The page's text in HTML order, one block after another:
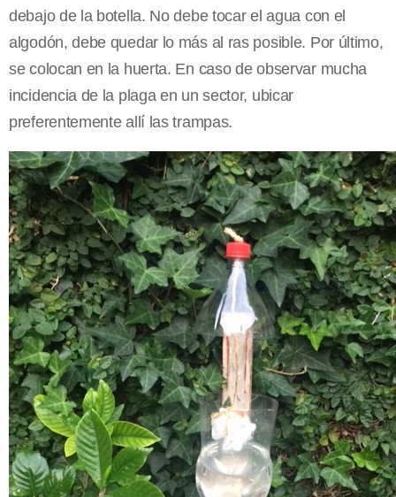
debajo de la botella. No debe tocar el agua con el
algodón, debe quedar lo más al ras posible. Por último,
se colocan en la huerta. En caso de observar mucha
incidencia de la plaga en un sector, ubicar
preferentemente allí las trampas.